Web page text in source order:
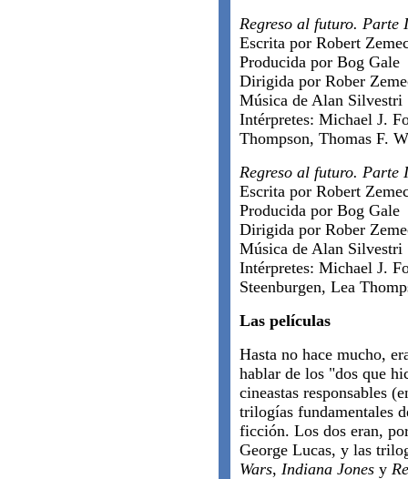
Regreso al futuro. Parte
Escrita por Robert
Producida por Bog Gale
Dirigida por Rober
Música de Alan Silvestri
Intérpretes: Michael J.
Thompson, Thomas F.
Regreso al futuro. Parte
Escrita por Robert
Producida por Bog Gale
Dirigida por Rober
Música de Alan Silvestri
Intérpretes: Michael J.
Steenburgen, Lea
Las películas
Hasta no hace mucho,
hablar de los "dos que
cineastas responsables
trilogías fundamentales
ficción. Los dos eran,
George Lucas, y las
Wars, Indiana Jones y